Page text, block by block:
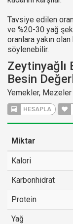
Tavsiye edilen
ve %20-30 yağ
oranlara yakın
söylenebilir.
Zeytinyağlı
Besin
Yemekler,
HESAPLA
Miktar
Kalori
Karbonhidrat
Protein
Yağ